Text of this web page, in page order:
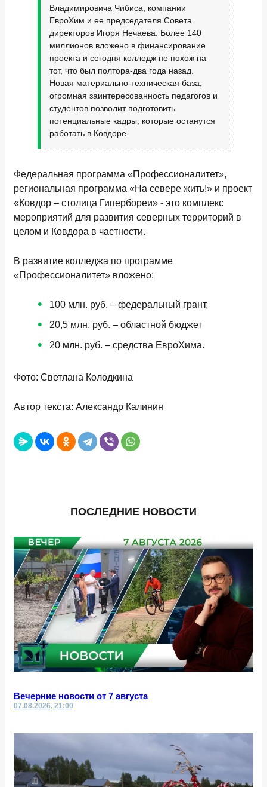
Владимировича Чибиса, компании
ЕвроХим и ее председателя Совета
директоров Игоря Нечаева. Более 140
миллионов вложено в финансирование
проекта и сегодня колледж не похож на
тот, что был полтора-два года назад.
Новая материально-техническая база,
огромная заинтересованность педагогов и
студентов позволит подготовить
потенциальные кадры, которые останутся
работать в Ковдоре.
Федеральная программа «Профессионалитет»,
региональная программа «На севере жить!» и проект
«Ковдор – столица Гипербореи» - это комплекс
мероприятий для развития северных территорий в
целом и Ковдора в частности.
В развитие колледжа по программе
«Профессионалитет» вложено:
100 млн. руб. – федеральный грант,
20,5 млн. руб. – областной бюджет
20 млн. руб. – средства ЕвроХима.
Фото: Светлана Колодкина
Автор текста: Александр Калинин
ПОСЛЕДНИЕ НОВОСТИ
Вечерние новости от 7 августа
07.08.2026, 21:00